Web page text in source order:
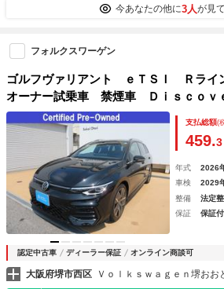
今あなたの他に3人が見
フォルクスワーゲン
ゴルフヴァリアント ｅＴＳＩ Ｒラ
オーナー試乗車 禁煙車 Ｄｉｓｃｏｖ
ｐｐ－Ｃｏｎｎｅｃｔ ＴｅｃｈＰ（ア
ー ＩＱＬＩＧＨＴ パワーテールゲ
＆Ｃｌｏｓｅ）
支払総額(
459.3
年式 2026
車検
2029
整備
法定
保証
保証
認定中古車 ディーラー保証 オンライン商談可
大阪府堺市西区 Ｖｏｌｋｓｗａｇｅｎ堺おお